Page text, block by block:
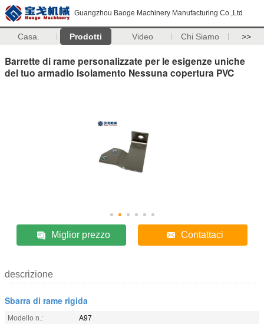
Guangzhou Baoge Machinery Manufacturing Co.,Ltd
Casa. Prodotti Video Chi Siamo >>
Barrette di rame personalizzate per le esigenze uniche
del tuo armadio Isolamento Nessuna copertura PVC
Miglior prezzo Contattaci
descrizione
Sbarra di rame rigida
Modello n.:
A97